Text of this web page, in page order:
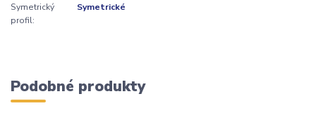
Symetrický
profil:
Symetrické
Podobné produkty